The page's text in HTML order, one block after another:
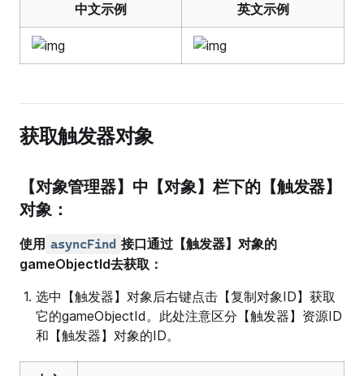
中文示例 英文示例
获取触发器对象
【对象管理器】中【对象】栏下的【触发器】
对象：
使用 asyncFind 接口通过【触发器】对象的
gameObjectId去获取：
选中【触发器】对象后右键点击【复制对象ID】获取
它的gameObjectId。此处注意区分【触发器】资源ID
和【触发器】对象的ID。